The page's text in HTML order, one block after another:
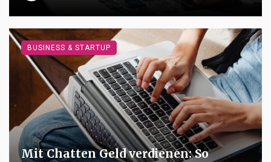
Mit Chatten Geld verdienen: So
BUSINESS & STARTUP